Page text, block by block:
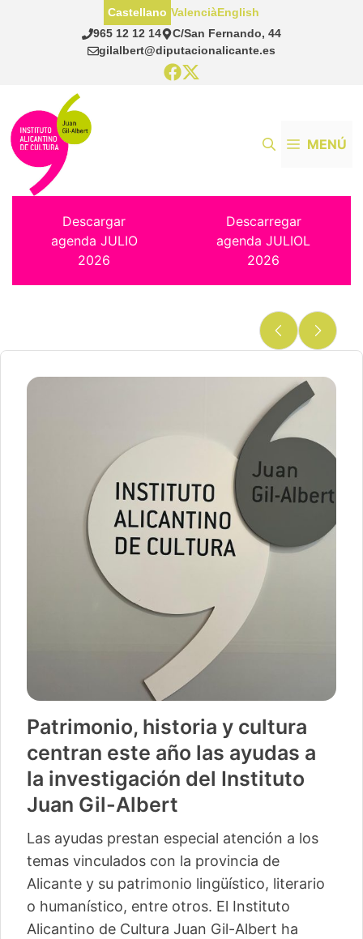
965 12 12 14
C/San Fernando, 44
gilalbert@diputacionalicante.es
Castellano ValenciàEnglish
MENÚ
Descargar
agenda JULIO
2026
Descarregar
agenda JULIOL
2026
Patrimonio, historia y cultura
centran este año las ayudas a
la investigación del Instituto
Juan Gil-Albert
Las ayudas prestan especial atención a los
temas vinculados con la provincia de
Alicante y su patrimonio lingüístico, literario
o humanístico, entre otros. El Instituto
Alicantino de Cultura Juan Gil-Albert ha